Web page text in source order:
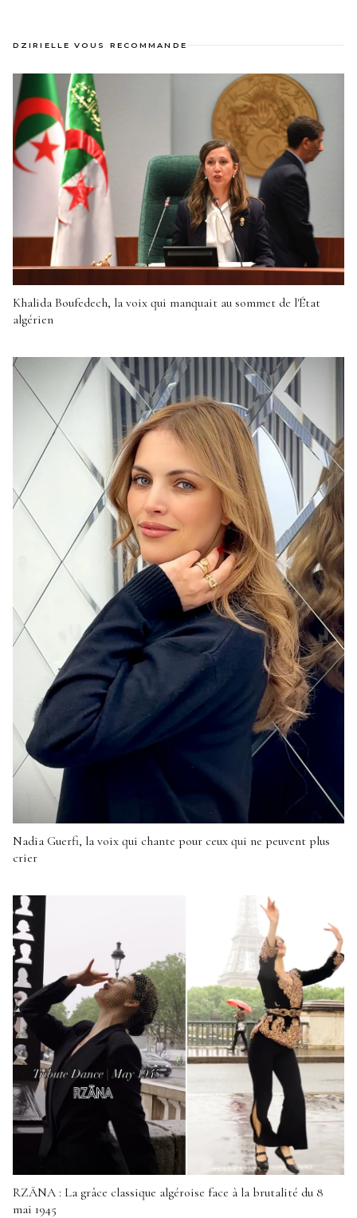
DZIRIELLE VOUS RECOMMANDE
Khalida Boufedech, la voix qui manquait au sommet de l'État
algérien
Nadia Guerfi, la voix qui chante pour ceux qui ne peuvent plus
crier
RZĀNA : La grâce classique algéroise face à la brutalité du 8
mai 1945